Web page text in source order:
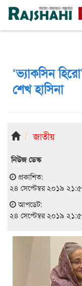
রাজশাহী বৃহঃস্পতিবার,
‘ভ্যাকসিন
শেখ হাসিনা
জাতীয়
নিউজ ডেস্ক
প্রকাশিত:
২৪ সেপ্টেম্বর ২০১৯
আপডেট:
২৪ সেপ্টেম্বর ২০১৯